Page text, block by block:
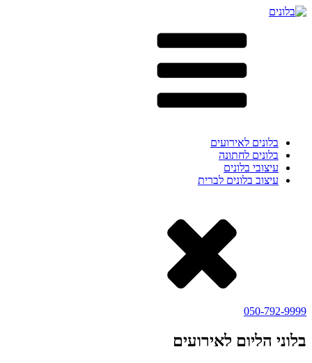
בלונים לאירועים
בלונים לחתונה
עיצובי בלונים
עיצוב בלונים לברית
050-792-9999
בלוני הליום לאירועים